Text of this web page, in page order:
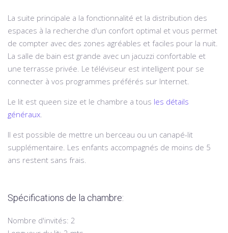
La suite principale a la fonctionnalité et la distribution des
espaces à la recherche d'un confort optimal et vous permet
de compter avec des zones agréables et faciles pour la nuit.
La salle de bain est grande avec un jacuzzi confortable et
une terrasse privée. Le téléviseur est intelligent pour se
connecter à vos programmes préférés sur Internet.
Le lit est queen size et le chambre a tous les détails
généraux
Il est possible de mettre un berceau ou un canapé-lit
supplémentaire. Les enfants accompagnés de moins de 5
ans restent sans frais.
Spécifications de la chambre:
Nombre d'invités: 2